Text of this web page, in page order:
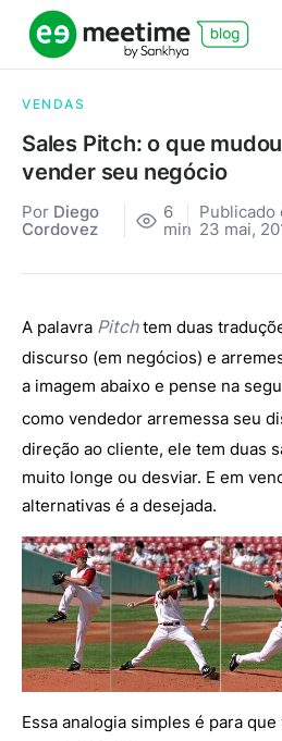
VENDAS
Sales Pitch: o que
vender seu negócio
Por Diego
Cordovez
6
min
Publicado
23 mai,
A palavra Pitchtem duas
discurso (em negócios) e
a imagem abaixo e pense na
como vendedor arremessa seu
direção ao cliente, ele tem duas
muito longe ou desviar. E em
alternativas é a desejada.
Essa analogia simples é para